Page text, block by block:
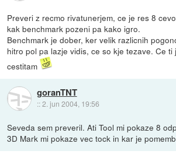
Preveri z recmo rivatunerjem, ce je res 8
kak benchmark pozeni pa kako igro.
Benchmark je dober, ker velik razlicnih
hitro pol pa lazje vidis, ce so kje tezave. Ce ti
cestitam
goranTNT
::2. jun 2004, 19:56
Seveda sem preveril. Ati Tool mi pokaze 8
3D Mark mi pokaze vec tock in kar je